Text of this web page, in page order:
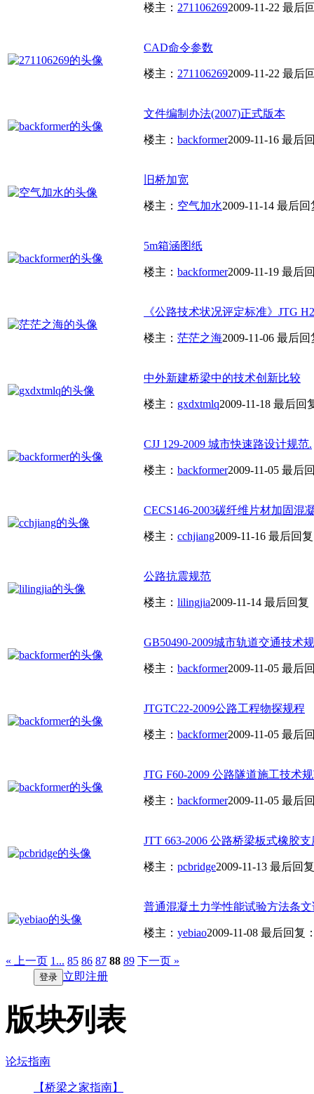
楼主： 2711062692009-11-22 最后
CAD命令参数
楼主： 2711062692009-11-22 最后
文件编制办法(2007)正式版本
楼主： backformer2009-11-16 最后
旧桥加宽
楼主： 空气加水2009-11-14 最后回
5m箱涵图纸
楼主： backformer2009-11-19 最后
《公路技术状况评定标准》JTG
楼主： 茫茫之海2009-11-06 最后回
中外新建桥梁中的技术创新比较
楼主： gxdxtmlq2009-11-18 最后回
CJJ 129-2009 城市快速路设计规范.
楼主： backformer2009-11-05 最后
CECS146-2003碳纤维片材加固混
楼主： cchjiang2009-11-16 最后回
公路抗震规范
楼主： lilingjia2009-11-14 最后回复
GB50490-2009城市轨道交通技术
楼主： backformer2009-11-05 最后
JTGTC22-2009公路工程物探规程
楼主： backformer2009-11-05 最后
JTG F60-2009 公路隧道施工技术
楼主： backformer2009-11-05 最后
JTT 663-2006 公路桥梁板式橡胶
楼主： pcbridge2009-11-13 最后回
普通混凝土力学性能试验方法条文
楼主： yebiao2009-11-08 最后回复
« 上一页 1... 85 86 87 88 89 下一页 »
登录 立即注册
版块列表
论坛指南
【桥梁之家指南】